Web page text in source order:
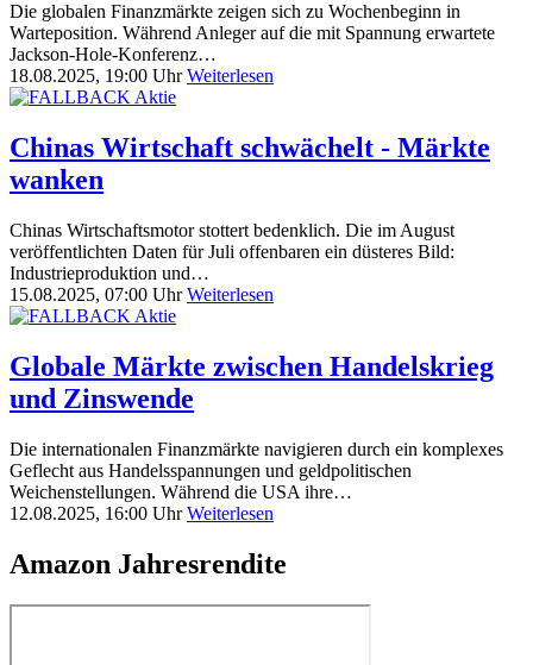
Die globalen Finanzmärkte zeigen sich zu Wochenbeginn in
Warteposition. Während Anleger auf die mit Spannung erwartete
Jackson-Hole-Konferenz…
18.08.2025, 19:00 Uhr Weiterlesen
Chinas Wirtschaft schwächelt - Märkte
wanken
Chinas Wirtschaftsmotor stottert bedenklich. Die im August
veröffentlichten Daten für Juli offenbaren ein düsteres Bild:
Industrieproduktion und…
15.08.2025, 07:00 Uhr Weiterlesen
Globale Märkte zwischen Handelskrieg
und Zinswende
Die internationalen Finanzmärkte navigieren durch ein komplexes
Geflecht aus Handelsspannungen und geldpolitischen
Weichenstellungen. Während die USA ihre…
12.08.2025, 16:00 Uhr Weiterlesen
Amazon Jahresrendite